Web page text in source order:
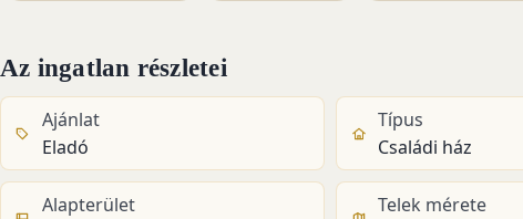
Az ingatlan részletei
Ajánlat
Eladó
Típus
Családi ház
Alapterület
Telek mérete